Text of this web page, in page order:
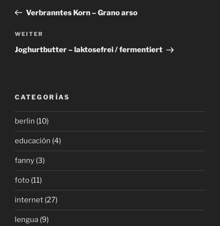
Beitrag
Verbranntes Korn – Grano arso
Nächster
Beitrag
WEITER
Joghurtbutter – laktosefrei / fermentiert
CATEGORÍAS
berlin (10)
educación (4)
fanny (3)
foto (11)
internet (27)
lengua (9)